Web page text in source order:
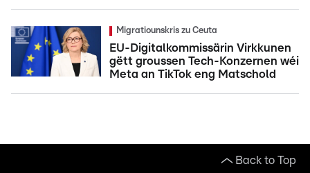
Migratiounskris zu Ceuta
EU-Digitalkommissärin Virkkunen
gëtt groussen Tech-Konzernen wéi
Meta an TikTok eng Matschold
Back to Top